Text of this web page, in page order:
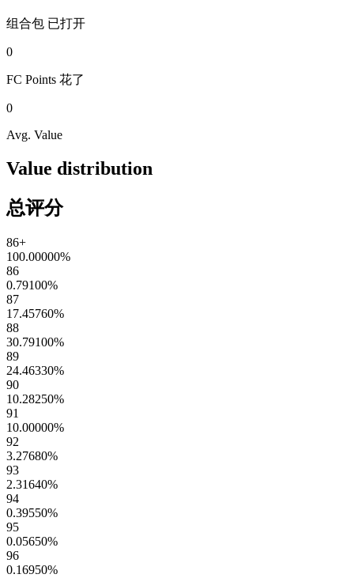
组合包 已打开
0
FC Points 花了
0
Avg. Value
Value distribution
总评分
86+
100.00000%
86
0.79100%
87
17.45760%
88
30.79100%
89
24.46330%
90
10.28250%
91
10.00000%
92
3.27680%
93
2.31640%
94
0.39550%
95
0.05650%
96
0.16950%